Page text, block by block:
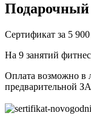
Подарочный
Сертификат за 5
На 9 занятий
Оплата возможно в
предварительной